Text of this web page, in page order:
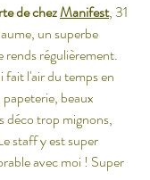
de chez Manifest, 31
un superbe
rends régulièrement.
l'air du temps en
beaux
déco trop mignons,
staff y est super
avec moi ! Super